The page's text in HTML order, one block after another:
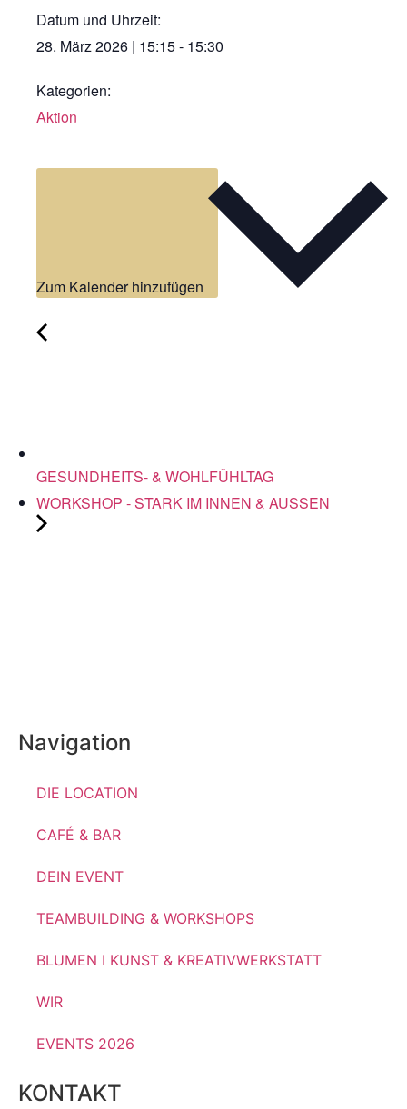
Datum und Uhrzeit:
28. März 2026 | 15:15- 15:30
Kategorien:
Aktion
Zum Kalender hinzufügen
GESUNDHEITS- & WOHLFÜHLTAG
WORKSHOP - STARK IM INNEN & AUSSEN
Navigation
DIE LOCATION
CAFÉ & BAR
DEIN EVENT
TEAMBUILDING & WORKSHOPS
BLUMEN I KUNST & KREATIVWERKSTATT
WIR
EVENTS 2026
KONTAKT